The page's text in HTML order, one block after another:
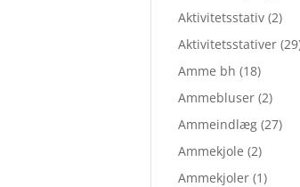
Aktivitetsstativ (2)
Aktivitetsstativer
Amme bh (18)
Ammebluser (2)
Ammeindlæg (27)
Ammekjole (2)
Ammekjoler (1)